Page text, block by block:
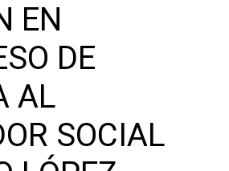
EN
DE
AL
SOCIAL